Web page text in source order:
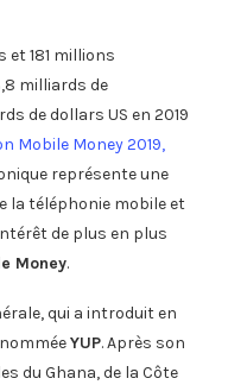
et 181 millions
milliards de
de dollars US en 2019
Mobile Money 2019,
représente une
la téléphonie mobile et
de plus en plus
Money.
qui a introduit en
YUP. Après son
du Ghana, de la Côte